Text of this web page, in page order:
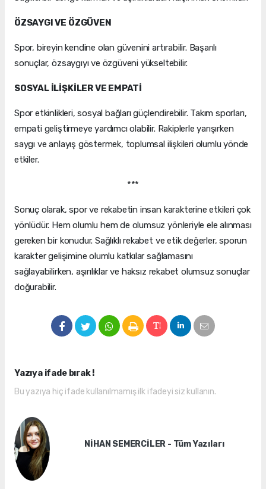
ÖZSAYGI VE ÖZGÜVEN
Spor, bireyin kendine olan güvenini artırabilir. Başarılı
sonuçlar, özsaygıyı ve özgüveni yükseltebilir.
SOSYAL İLİŞKİLER VE EMPATİ
Spor etkinlikleri, sosyal bağları güçlendirebilir. Takım sporları,
empati geliştirmeye yardımcı olabilir. Rakiplerle yarışırken
saygı ve anlayış göstermek, toplumsal ilişkileri olumlu yönde
etkiler.
***
Sonuç olarak, spor ve rekabetin insan karakterine etkileri çok
yönlüdür. Hem olumlu hem de olumsuz yönleriyle ele alınması
gereken bir konudur. Sağlıklı rekabet ve etik değerler, sporun
karakter gelişimine olumlu katkılar sağlamasını
sağlayabilirken, aşırılıklar ve haksız rekabet olumsuz sonuçlar
doğurabilir.
Yazıya ifade bırak !
Bu yazıya hiç ifade kullanılmamış ilk ifadeyi siz kullanın.
NİHAN SEMERCİLER - Tüm Yazıları